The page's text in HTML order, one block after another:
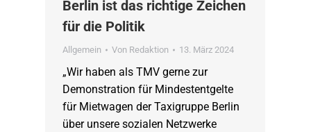
Berlin ist das richtige Zeichen
für die Politik
Allgemein Von Redaktion 13. März 2024
„Wir haben als TMV gerne zur
Demonstration für Mindestentgelte
für Mietwagen der Taxigruppe Berlin
über unsere sozialen Netzwerke